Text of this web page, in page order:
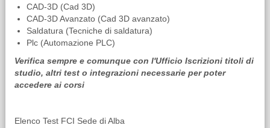
CAD-3D (Cad 3D)
CAD-3D Avanzato (Cad 3D avanzato)
Saldatura (Tecniche di saldatura)
Plc (Automazione PLC)
Verifica sempre e comunque con l'Ufficio Iscrizioni titoli di
studio, altri test o integrazioni necessarie per poter
accedere ai corsi
Elenco Test FCI Sede di Alba